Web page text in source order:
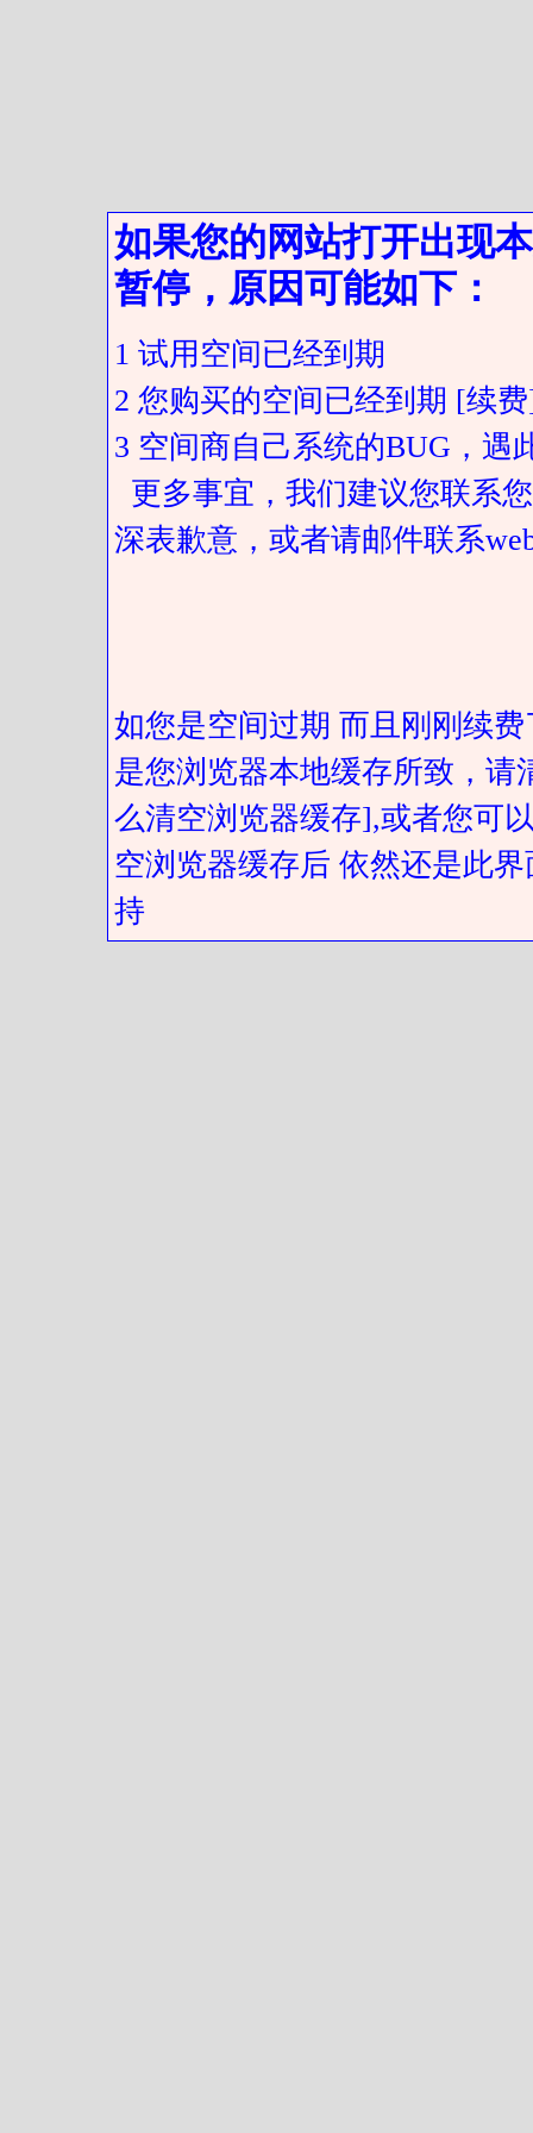
如果您的网站打开出现
暂停，原因可能如下：
1 试用空间已经到期
2 您购买的空间已经到期 [续
3 空间商自己系统的BUG，遇
更多事宜，我们建议您联系
深表歉意，或者请邮件联系
如您是空间过期 而且刚刚续
是您浏览器本地缓存所致，
么清空浏览器缓存],或者您可
空浏览器缓存后 依然还是此
持